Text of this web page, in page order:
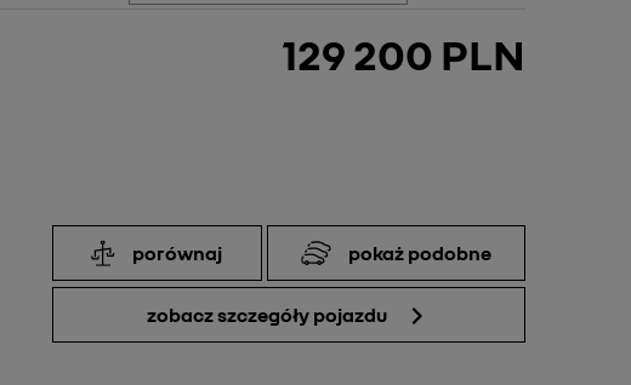
129 200 PLN
porównaj pokaż podobne
zobacz szczegóły pojazdu